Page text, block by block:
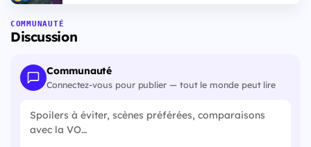
COMMUNAUTÉ
Discussion
Communauté
Connectez-vous pour publier — tout le monde peut lire